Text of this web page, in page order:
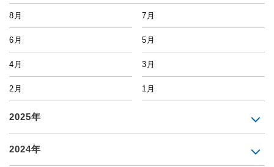
8月 7月
6月 5月
4月 3月
2月 1月
2025年
2024年